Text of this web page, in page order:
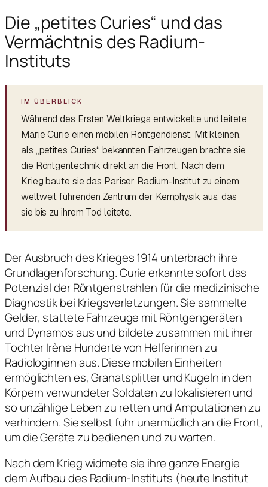
Die „petites Curies“ und das
Vermächtnis des Radium-
Instituts
Während des Ersten Weltkriegs entwickelte und leitete
Marie Curie einen mobilen Röntgendienst. Mit kleinen,
als „petites Curies“ bekannten Fahrzeugen brachte sie
die Röntgentechnik direkt an die Front. Nach dem
Krieg baute sie das Pariser Radium-Institut zu einem
weltweit führenden Zentrum der Kernphysik aus, das
sie bis zu ihrem Tod leitete.
Der Ausbruch des Krieges 1914 unterbrach ihre
Grundlagenforschung. Curie erkannte sofort das
Potenzial der Röntgenstrahlen für die medizinische
Diagnostik bei Kriegsverletzungen. Sie sammelte
Gelder, stattete Fahrzeuge mit Röntgengeräten
und Dynamos aus und bildete zusammen mit ihrer
Tochter Irène Hunderte von Helferinnen zu
Radiologinnen aus. Diese mobilen Einheiten
ermöglichten es, Granatsplitter und Kugeln in den
Körpern verwundeter Soldaten zu lokalisieren und
so unzählige Leben zu retten und Amputationen zu
verhindern. Sie selbst fuhr unermüdlich an die Front,
um die Geräte zu bedienen und zu warten.
Nach dem Krieg widmete sie ihre ganze Energie
dem Aufbau des Radium-Instituts (heute Institut